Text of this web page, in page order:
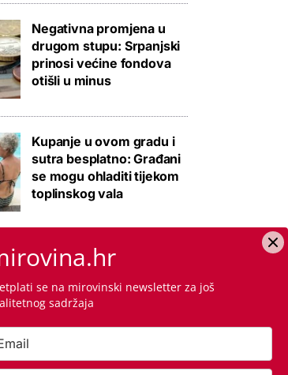
Negativna promjena u
drugom stupu: Srpanjski
prinosi većine fondova
otišli u minus
Kupanje u ovom gradu i
sutra besplatno: Građani
se mogu ohladiti tijekom
toplinskog vala
znamo i jeste li
se na mirovinski newsletter za još
sadržaja